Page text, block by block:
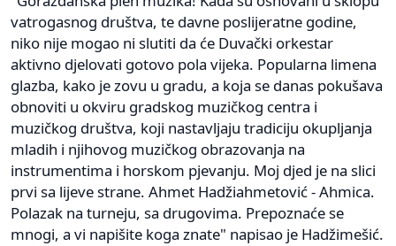
vatrogasnog društva, te davne poslijeratne godine,
niko nije mogao ni slutiti da će Duvački orkestar
aktivno djelovati gotovo pola vijeka. Popularna limena
glazba, kako je zovu u gradu, a koja se danas pokušava
obnoviti u okviru gradskog muzičkog centra i
muzičkog društva, koji nastavljaju tradiciju okupljanja
mladih i njihovog muzičkog obrazovanja na
instrumentima i horskom pjevanju. Moj djed je na slici
prvi sa lijeve strane. Ahmet Hadžiahmetović - Ahmica.
Polazak na turneju, sa drugovima. Prepoznaće se
mnogi, a vi napišite koga znate" napisao je Hadžimešić.